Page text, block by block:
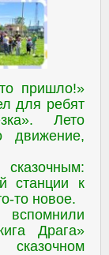
пришло!»
для ребят
Лето
движение,
станции к
то новое.
Драга»